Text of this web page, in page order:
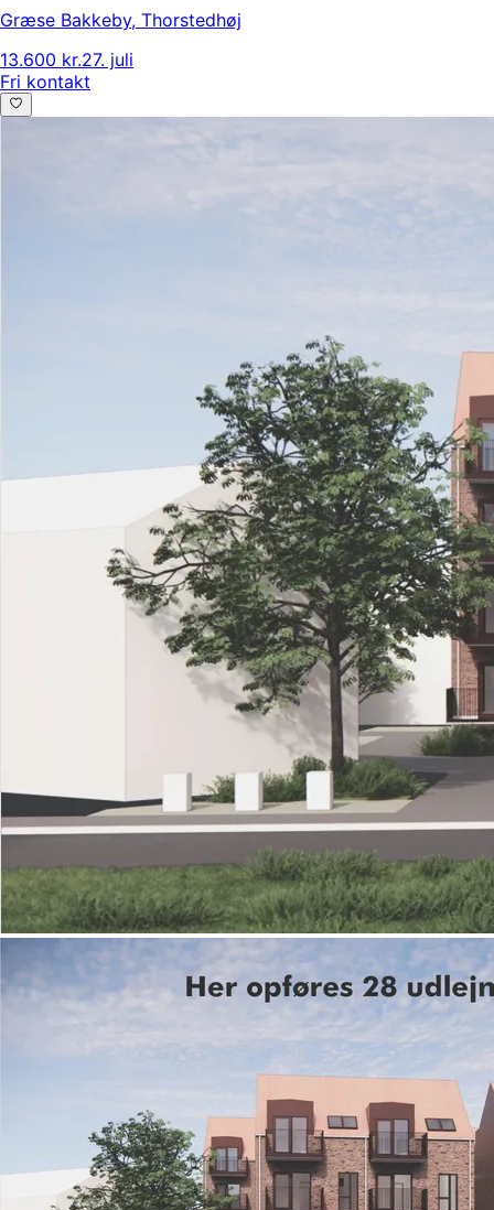
Græse Bakkeby, Thorstedhøj
13.600 kr.27. juli
Fri kontakt